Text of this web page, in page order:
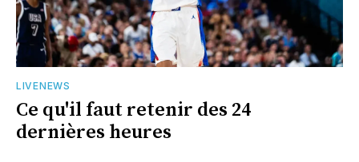
LIVENEWS
Ce qu'il faut retenir des 24
dernières heures